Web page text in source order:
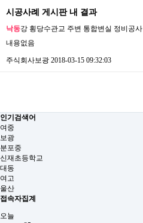
시공사례 게시판 내 결과
낙동강 횡당수관교 주변 통합변실 정비공사
내용없음
주식회사보광 2018-03-15 09:32:03
인기검색어
여중
보광
분포중
신재초등학교
대동
여고
울산
접속자집계
오늘